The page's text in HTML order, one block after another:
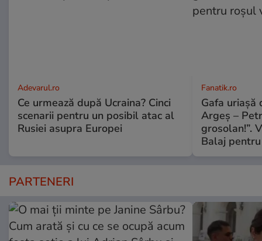
Adevarul.ro
Ce urmează după Ucraina? Cinci
scenarii pentru un posibil atac al
Rusiei asupra Europei
Fanatik.ro
Gafa uriașă
Argeș –
grosolan!”.
Balaj
PARTENERI